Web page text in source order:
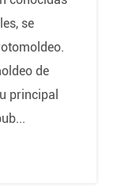
se
de
principal